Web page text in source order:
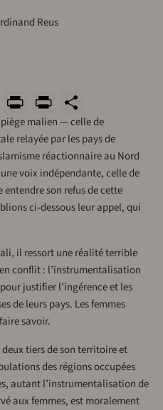
Reus
WhatsApp
Print
malien — celle de
relayée par les pays de
réactionnaire au Nord
voix indépendante, celle de
son refus de cette
ci-dessous leur appel, qui
il ressort une réalité terrible
conflit : l’instrumentalisation
justifier l’ingérence et les
de leurs pays. Les femmes
savoir.
tiers de son territoire et
des régions occupées
autant l’instrumentalisation de
aux femmes, est moralement